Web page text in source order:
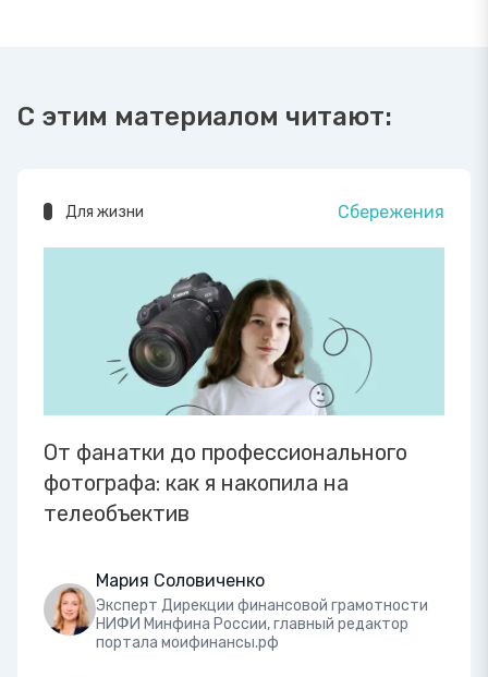
С этим материалом читают:
Для жизни Сбережения
От фанатки до профессионального
фотографа: как я накопила на
телеобъектив
Мария Соловиченко
Эксперт Дирекции финансовой грамотности
НИФИ Минфина России, главный редактор
портала моифинансы.рф